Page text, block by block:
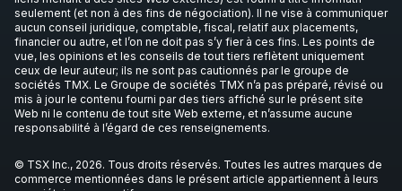
seulement (et non à des fins de négociation). Il ne vise à communiquer
aucun conseil juridique, comptable, fiscal, relatif aux placements,
financier ou autre, et l’on ne doit pas s’y fier à ces fins. Les points de
vue, les opinions et les conseils de tout tiers reflètent uniquement
ceux de leur auteur; ils ne sont pas cautionnés par le groupe de
sociétés TMX. Le Groupe de sociétés TMX n’a pas préparé, révisé ou
mis à jour le contenu fourni par des tiers affiché sur le présent site
Web ni le contenu de tout site Web externe, et n’assume aucune
responsabilité à l’égard de ces renseignements.
© TSX Inc., 2026. Tous droits réservés. Toutes les autres marques de
commerce mentionnées dans le présent article appartiennent à leurs